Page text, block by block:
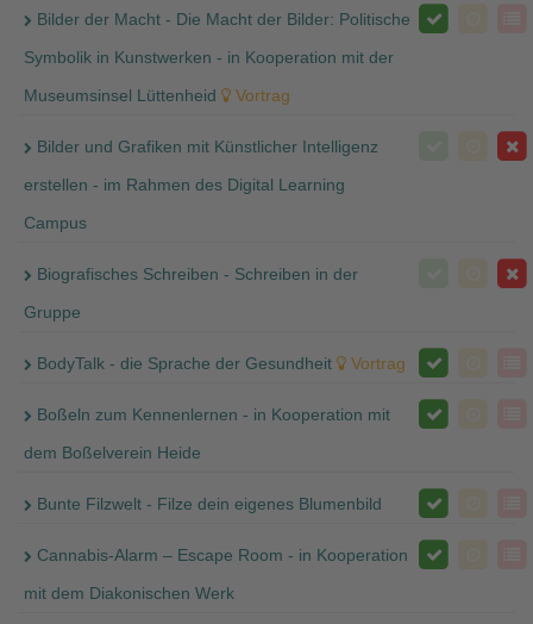
Bilder der Macht - Die Macht der Bilder: Politische
Symbolik in Kunstwerken - in Kooperation mit der
Museumsinsel Lüttenheid
Vortrag
Bilder und Grafiken mit Künstlicher Intelligenz
erstellen - im Rahmen des Digital Learning
Campus
Biografisches Schreiben - Schreiben in der
Gruppe
BodyTalk - die Sprache der Gesundheit Vortrag
Boßeln zum Kennenlernen - in Kooperation mit
dem Boßelverein Heide
Bunte Filzwelt - Filze dein eigenes Blumenbild
Cannabis-Alarm – Escape Room - in Kooperation
mit dem Diakonischen Werk